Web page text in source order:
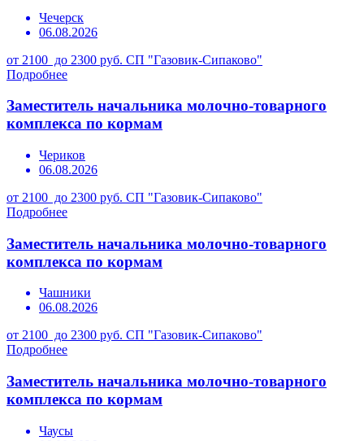
Чечерск
06.08.2026
от 2100 до 2300 руб. СП "Газовик-Сипаково"
Подробнее
Заместитель начальника молочно-товарного
комплекса по кормам
Чериков
06.08.2026
от 2100 до 2300 руб. СП "Газовик-Сипаково"
Подробнее
Заместитель начальника молочно-товарного
комплекса по кормам
Чашники
06.08.2026
от 2100 до 2300 руб. СП "Газовик-Сипаково"
Подробнее
Заместитель начальника молочно-товарного
комплекса по кормам
Чаусы